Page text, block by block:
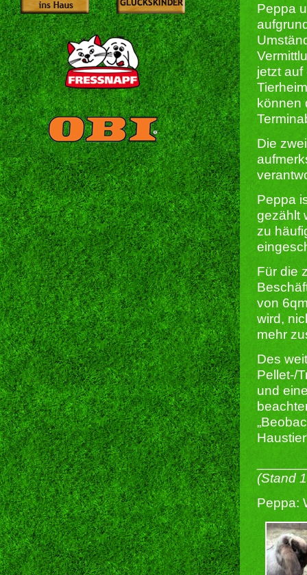
Peppa
jetzt
können
Die
Peppa
gezählt
zu
Für die
von
wird,
mehr
Des
Pellet-/
und
(Stand
Peppa: